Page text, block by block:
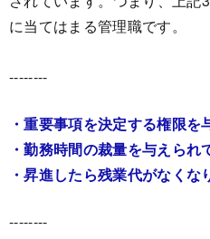
に当てはまる管理職です。
--------
・重要事項を決定する権限を
・勤務時間の裁量を与えられ
・昇進したら残業代がなく
--------